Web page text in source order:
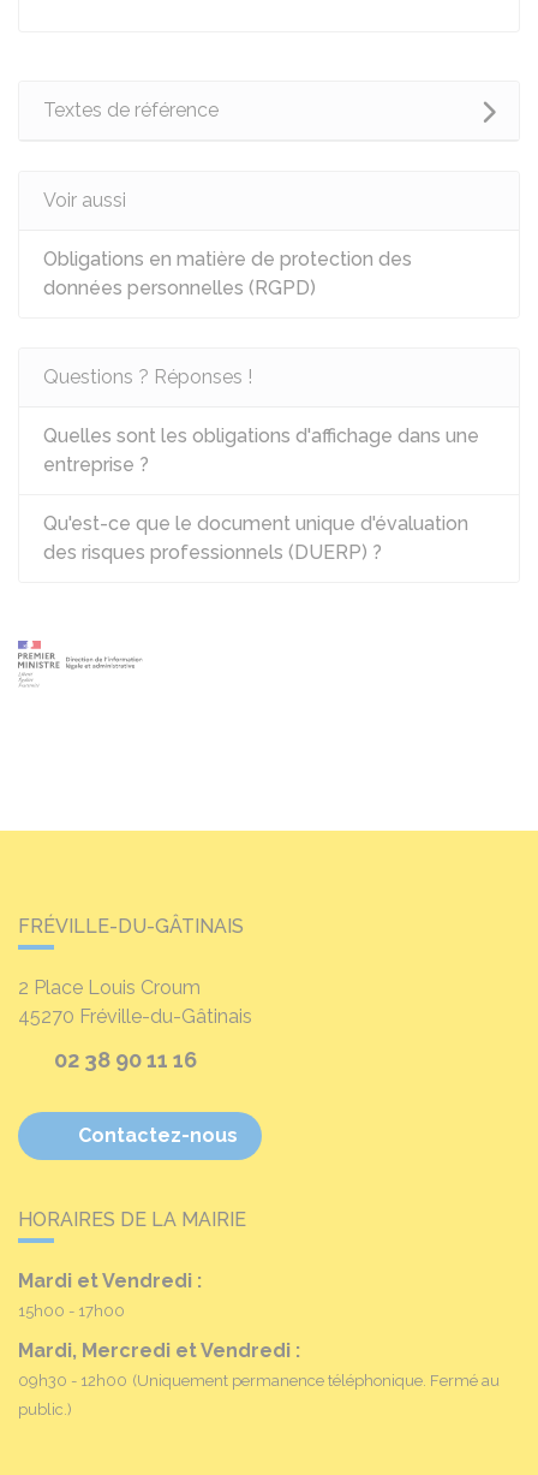
Textes de référence
Voir aussi
Obligations en matière de protection des
données personnelles (RGPD)
Questions ? Réponses !
Quelles sont les obligations d'affichage dans une
entreprise ?
Qu'est-ce que le document unique d'évaluation
des risques professionnels (DUERP) ?
FRÉVILLE-DU-GÂTINAIS
2 Place Louis Croum
45270 Fréville-du-Gâtinais
02 38 90 11 16
Contactez-nous
HORAIRES DE LA MAIRIE
Mardi et Vendredi :
15h00 - 17h00
Mardi, Mercredi et Vendredi :
09h30 - 12h00 (Uniquement permanence téléphonique. Fermé au
public.)